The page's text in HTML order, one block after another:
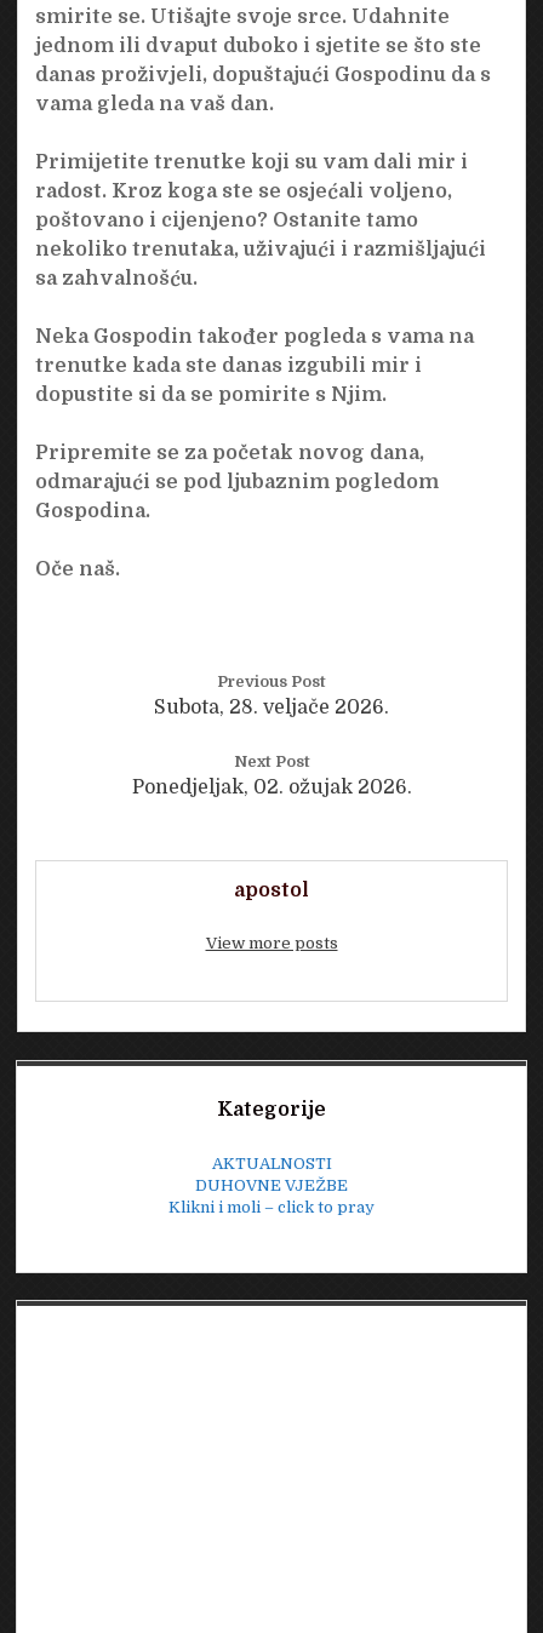
smirite se. Utišajte svoje srce. Udahnite
jednom ili dvaput duboko i sjetite se što ste
danas proživjeli, dopuštajući Gospodinu da s
vama gleda na vaš dan.
Primijetite trenutke koji su vam dali mir i
radost. Kroz koga ste se osjećali voljeno,
poštovano i cijenjeno? Ostanite tamo
nekoliko trenutaka, uživajući i razmišljajući
sa zahvalnošću.
Neka Gospodin također pogleda s vama na
trenutke kada ste danas izgubili mir i
dopustite si da se pomirite s Njim.
Pripremite se za početak novog dana,
odmarajući se pod ljubaznim pogledom
Gospodina.
Oče naš.
Previous Post
Subota, 28. veljače 2026.
Next Post
Ponedjeljak, 02. ožujak 2026.
apostol
View more posts
Kategorije
AKTUALNOSTI
DUHOVNE VJEŽBE
Klikni i moli – click to pray